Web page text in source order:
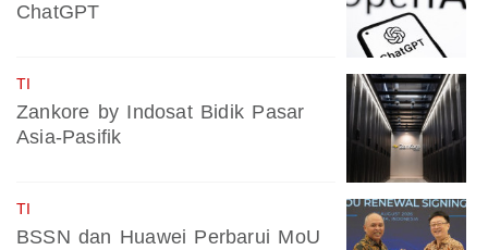
ChatGPT
TI
Zankore by Indosat Bidik Pasar
Asia-Pasifik
TI
BSSN dan Huawei Perbarui MoU